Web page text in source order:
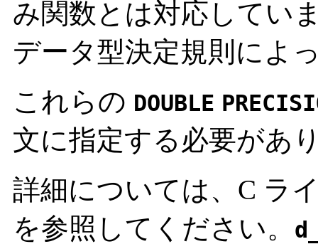
み関数とは対応してい
データ型決定規則によ
これらの DOUBLE
文に指定する必要があ
詳細については、C ラ
を参照してください。